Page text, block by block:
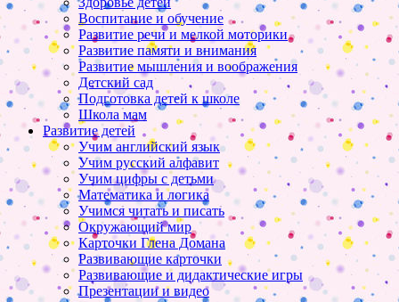
Воспитание и обучение
Развитие речи и мелкой моторики
Развитие памяти и внимания
Развитие мышления и воображения
Детский сад
Подготовка детей к школе
Школа мам
Развитие детей
Учим английский язык
Учим русский алфавит
Учим цифры с детьми
Математика и логика
Учимся читать и писать
Окружающий мир
Карточки Глена Домана
Развивающие карточки
Развивающие и дидактические игры
Презентации и видео